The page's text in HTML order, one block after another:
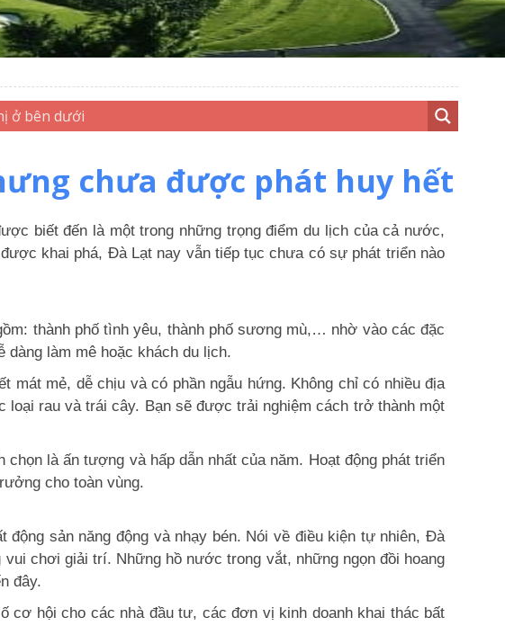
chưa được phát huy hết
biết đến là một trong những trọng điểm du lịch của cả nước,
khai phá, Đà Lạt nay vẫn tiếp tục chưa có sự phát triển nào
thành phố tình yêu, thành phố sương mù,… nhờ vào các đặc
làm mê hoặc khách du lịch.
mẻ, dễ chịu và có phần ngẫu hứng. Không chỉ có nhiều địa
rau và trái cây. Bạn sẽ được trải nghiệm cách trở thành một
là ấn tượng và hấp dẫn nhất của năm. Hoạt động phát triển
cho toàn vùng.
sản năng động và nhạy bén. Nói về điều kiện tự nhiên, Đà
chơi giải trí. Những hồ nước trong vắt, những ngọn đồi hoang
đây.
cơ hội cho các nhà đầu tư, các đơn vị kinh doanh khai thác bất